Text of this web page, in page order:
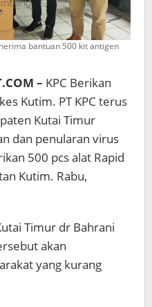
bantuan 500 kit antigen
– KPC Berikan
Kutim. PT KPC terus
Kutai Timur
dan penularan virus
500 pcs alat Rapid
Kutim. Rabu,
Timur dr Bahrani
akan
yang kurang